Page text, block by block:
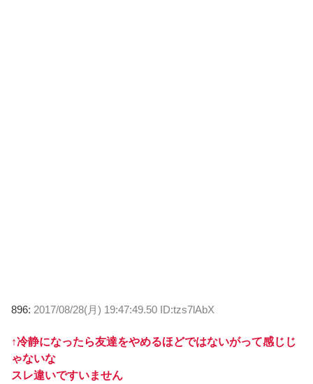
896: 2017/08/28(月) 19:47:49.50 ID:tzs7lAbX
↑冷静になったら友達をやめるほどではないがって感じじ
ゃないな
スレ違いですいません